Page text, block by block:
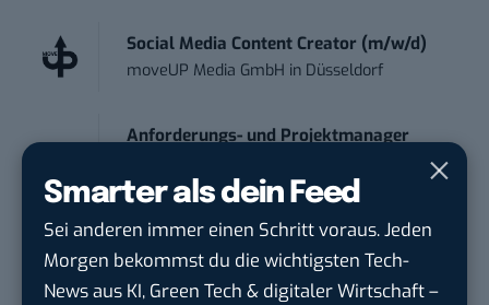
Smarter als dein Feed
Sei anderen immer einen Schritt voraus. Jeden
Morgen bekommst du die wichtigsten Tech-
News aus KI, Green Tech & digitaler Wirtschaft –
Social Media Content Creator (m/w/d)
moveUP Media GmbH in Düsseldorf
Anforderungs- und Projektmanager
trendtours Holding GmbHinEschborn
Teamleiter (m/w/d) Customer
Engagement / Soci...